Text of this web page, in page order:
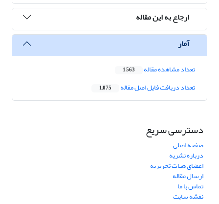
ارجاع به این مقاله
آمار
تعداد مشاهده مقاله 1,563
تعداد دریافت فایل اصل مقاله 1,075
دسترسی سریع
صفحه اصلی
درباره نشریه
اعضای هیات تحریریه
ارسال مقاله
تماس با ما
نقشه سایت